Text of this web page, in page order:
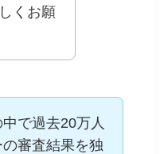
くお願
で過去20万人
審査結果を独